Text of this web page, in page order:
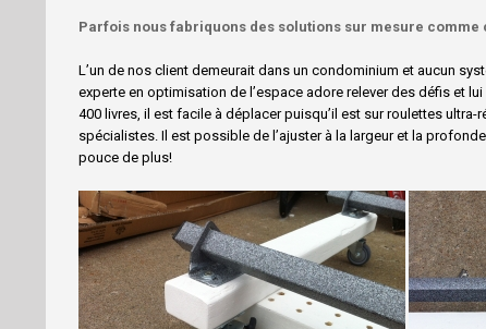
Parfois nous fabriquons des solutions sur mesure comme
L’un de nos client demeurait dans un condominium et aucun
experte en optimisation de l’espace adore relever des défis et
400 livres, il est facile à déplacer puisqu’il est sur roulettes
spécialistes. Il est possible de l’ajuster à la largeur et la
pouce de plus!